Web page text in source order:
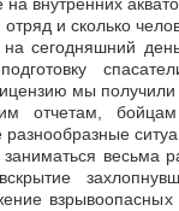
внутренних
и сколько
сегодняшний
мы получили
бойцам
весьма